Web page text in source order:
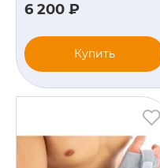
6 200 ₽
Купить